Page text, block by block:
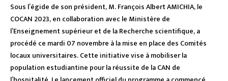
Sous l’égide de son président, M. François Albert AMICHIA, le
COCAN 2023, en collaboration avec le Ministère de
l’Enseignement supérieur et de la Recherche scientifique, a
procédé ce mardi 07 novembre à la mise en place des Comités
locaux universitaires. Cette initiative vise à mobiliser la
population estudiantine pour la réussite de la CAN de